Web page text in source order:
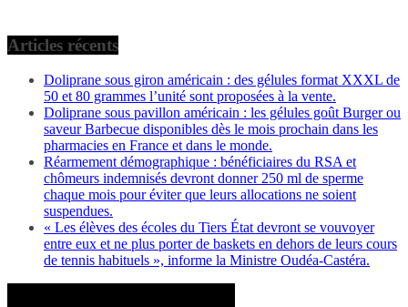
Articles récents
Doliprane sous giron américain : des gélules format XXXL de
50 et 80 grammes l’unité sont proposées à la vente.
Doliprane sous pavillon américain : les gélules goût Burger ou
saveur Barbecue disponibles dès le mois prochain dans les
pharmacies en France et dans le monde.
Réarmement démographique : bénéficiaires du RSA et
chômeurs indemnisés devront donner 250 ml de sperme
chaque mois pour éviter que leurs allocations ne soient
suspendues.
« Les élèves des écoles du Tiers État devront se vouvoyer
entre eux et ne plus porter de baskets en dehors de leurs cours
de tennis habituels », informe la Ministre Oudéa-Castéra.